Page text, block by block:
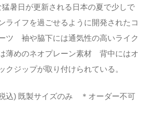
暑日が更新される日本の夏で少しで
ライフを過ごせるように開発されたコ
ツ 袖や脇下には通気性の高いライク
薄めのネオプレーン素材 背中にはオ
クジップが取り付けられている。
込) 既製サイズのみ ＊オーダー不可